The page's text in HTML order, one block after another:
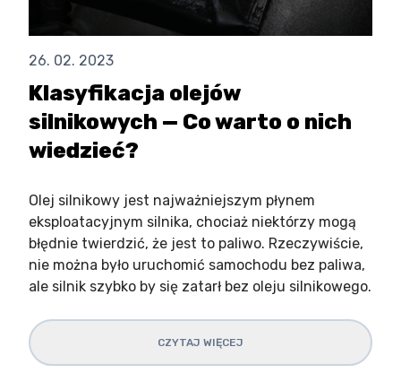
26. 02. 2023
Klasyfikacja olejów
silnikowych — Co warto o nich
wiedzieć?
Olej silnikowy jest najważniejszym płynem
eksploatacyjnym silnika, chociaż niektórzy mogą
błędnie twierdzić, że jest to paliwo. Rzeczywiście,
nie można było uruchomić samochodu bez paliwa,
ale silnik szybko by się zatarł bez oleju silnikowego.
CZYTAJ WIĘCEJ